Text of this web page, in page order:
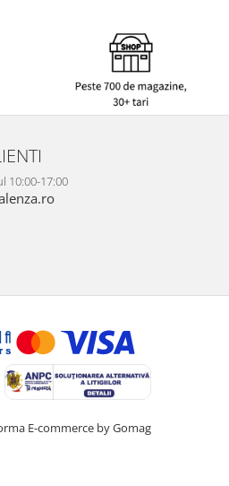
10:00-17:00
E-commerce by Gomag